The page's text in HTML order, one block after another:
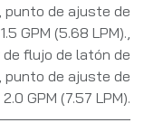
punto de ajuste de
GPM (5.68 LPM).
flujo de latón de
punto de ajuste de
GPM (7.57 LPM).